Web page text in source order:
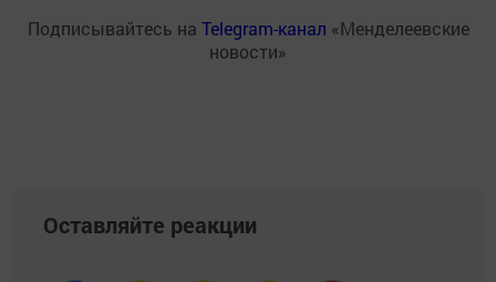
Подписывайтесь на Telegram-канал «Менделеевские
новости»
Оставляйте реакции